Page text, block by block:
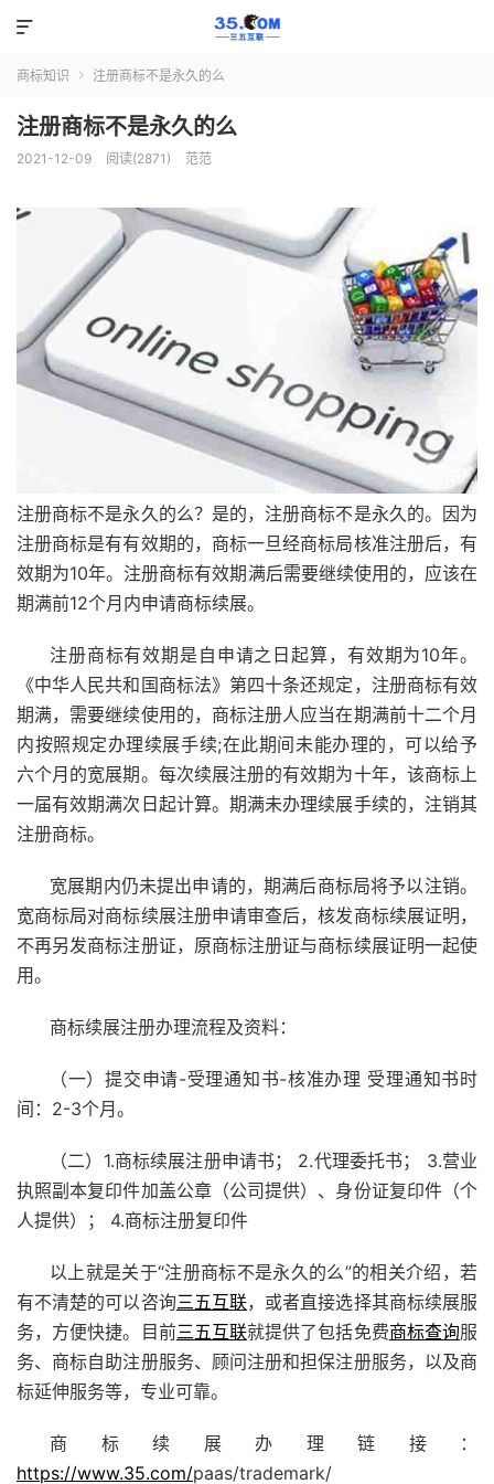

商标知识  注册商标不是永久的么
注册商标不是永久的么
2021-12-09 阅读(2871) 范范
注册商标不是永久的么？是的，注册商标不是永久的。因为
注册商标是有有效期的，商标一旦经商标局核准注册后，有
效期为10年。注册商标有效期满后需要继续使用的，应该在
期满前12个月内申请商标续展。
注册商标有效期是自申请之日起算，有效期为10年。
《中华人民共和国商标法》第四十条还规定，注册商标有效
期满，需要继续使用的，商标注册人应当在期满前十二个月
内按照规定办理续展手续;在此期间未能办理的，可以给予
六个月的宽展期。每次续展注册的有效期为十年，该商标上
一届有效期满次日起计算。期满未办理续展手续的，注销其
注册商标。
宽展期内仍未提出申请的，期满后商标局将予以注销。
宽商标局对商标续展注册申请审查后，核发商标续展证明，
不再另发商标注册证，原商标注册证与商标续展证明一起使
用。
商标续展注册办理流程及资料：
（一）提交申请-受理通知书-核准办理 受理通知书时
间：2-3个月。
（二）1.商标续展注册申请书； 2.代理委托书； 3.营业
执照副本复印件加盖公章（公司提供）、身份证复印件（个
人提供）； 4.商标注册复印件
以上就是关于“注册商标不是永久的么”的相关介绍，若
有不清楚的可以咨询三五互联，或者直接选择其商标续展服
务，方便快捷。目前三五互联就提供了包括免费商标查询服
务、商标自助注册服务、顾问注册和担保注册服务，以及商
标延伸服务等，专业可靠。
商标续展办理链接：
https://www.35.com/paas/trademark/